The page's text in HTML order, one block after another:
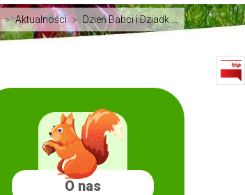
> Aktualności > Dzień Babci i Dziadk ...
O nas